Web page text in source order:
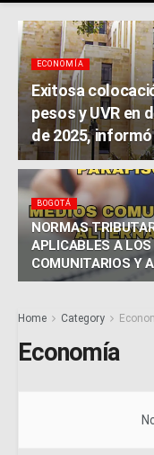
ECONOMÍA
Exitosa
pesos y UVR en
de 2025,
BOGOTÁ
NORMAS
APLICABLES A
COMUNITARIOS Y
Home Category
Economía